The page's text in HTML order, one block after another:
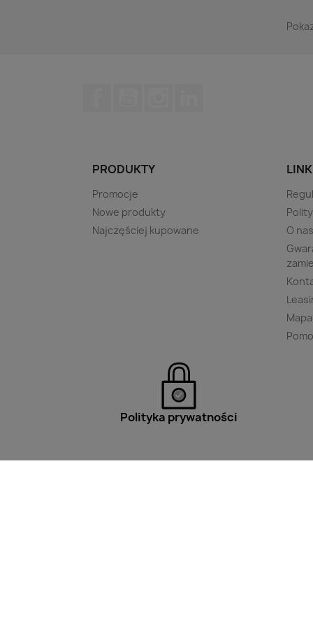
PRODUKTY
Promocje
Nowe produkty
Najczęściej kupowane
O nas
Polityka prywatności